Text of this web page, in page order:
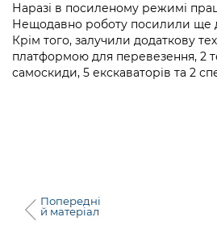
Наразі в посиленому режимі
Нещодавно роботу посилили ще
Крім того, залучили додаткову
платформою для перевезення, 2
самоскиди, 5 екскаваторів та 2
Попередні
й матеріал